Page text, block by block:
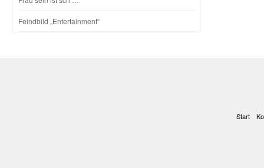
Feindbild „Entertainment“
Start